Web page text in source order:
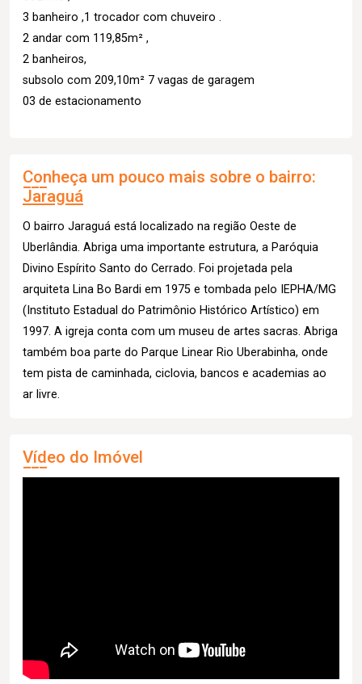
3 banheiro ,1 trocador com chuveiro .
2 andar com 119,85m² ,
2 banheiros,
subsolo com 209,10m² 7 vagas de garagem
03 de estacionamento
Conheça um pouco mais sobre o bairro:
Jaraguá
O bairro Jaraguá está localizado na região Oeste de
Uberlândia. Abriga uma importante estrutura, a Paróquia
Divino Espírito Santo do Cerrado. Foi projetada pela
arquiteta Lina Bo Bardi em 1975 e tombada pelo IEPHA/MG
(Instituto Estadual do Patrimônio Histórico Artístico) em
1997. A igreja conta com um museu de artes sacras. Abriga
também boa parte do Parque Linear Rio Uberabinha, onde
tem pista de caminhada, ciclovia, bancos e academias ao
ar livre.
Vídeo do Imóvel